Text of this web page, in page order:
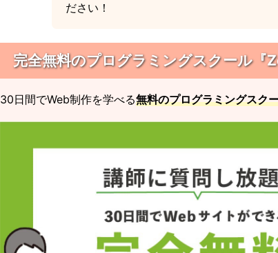
ださい！
完全無料のプログラミングスクール『
30日間でWeb制作を学べる無料のプログラミングスク